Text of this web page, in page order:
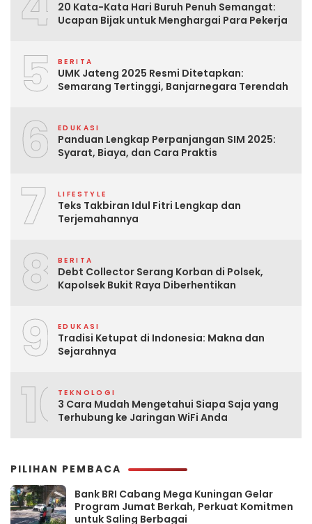
20 Kata-Kata Hari Buruh Penuh Semangat:
Ucapan Bijak untuk Menghargai Para Pekerja
5 BERITA
UMK Jateng 2025 Resmi Ditetapkan:
Semarang Tertinggi, Banjarnegara Terendah
6 EDUKASI
Panduan Lengkap Perpanjangan SIM 2025:
Syarat, Biaya, dan Cara Praktis
7 LIFESTYLE
Teks Takbiran Idul Fitri Lengkap dan
Terjemahannya
8 BERITA
Debt Collector Serang Korban di Polsek,
Kapolsek Bukit Raya Diberhentikan
9 EDUKASI
Tradisi Ketupat di Indonesia: Makna dan
Sejarahnya
10TEKNOLOGI
3 Cara Mudah Mengetahui Siapa Saja yang
Terhubung ke Jaringan WiFi Anda
PILIHAN PEMBACA
Bank BRI Cabang Mega Kuningan Gelar
Program Jumat Berkah, Perkuat Komitmen
untuk Saling Berbagai